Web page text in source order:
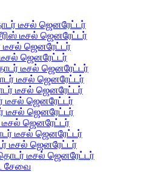
டீசல் ஜெனரேட்டர்
டீசல் ஜெனரேட்டர்
டீசல் ஜெனரேட்டர்
டீசல் ஜெனரேட்டர்
டீசல் ஜெனரேட்டர்
டீசல் ஜெனரேட்டர்
டீசல் ஜெனரேட்டர்
டீசல் ஜெனரேட்டர்
டீசல் ஜெனரேட்டர்
ஜெனரேட்டர்
டீசல் ஜெனரேட்டர்
டீசல் ஜெனரேட்டர்
தொடர் டீசல் ஜெனரேட்டர்
சேவை